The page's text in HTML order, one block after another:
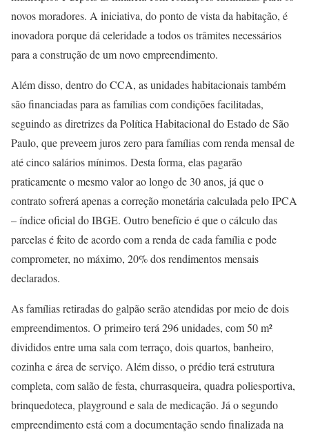
novos moradores. A iniciativa, do ponto de vista da habitação, é
inovadora porque dá celeridade a todos os trâmites necessários
para a construção de um novo empreendimento.
Além disso, dentro do CCA, as unidades habitacionais também
são financiadas para as famílias com condições facilitadas,
seguindo as diretrizes da Política Habitacional do Estado de São
Paulo, que preveem juros zero para famílias com renda mensal de
até cinco salários mínimos. Desta forma, elas pagarão
praticamente o mesmo valor ao longo de 30 anos, já que o
contrato sofrerá apenas a correção monetária calculada pelo IPCA
– índice oficial do IBGE. Outro benefício é que o cálculo das
parcelas é feito de acordo com a renda de cada família e pode
comprometer, no máximo, 20% dos rendimentos mensais
declarados.
As famílias retiradas do galpão serão atendidas por meio de dois
empreendimentos. O primeiro terá 296 unidades, com 50 m²
divididos entre uma sala com terraço, dois quartos, banheiro,
cozinha e área de serviço. Além disso, o prédio terá estrutura
completa, com salão de festa, churrasqueira, quadra poliesportiva,
brinquedoteca, playground e sala de medicação. Já o segundo
empreendimento está com a documentação sendo finalizada na